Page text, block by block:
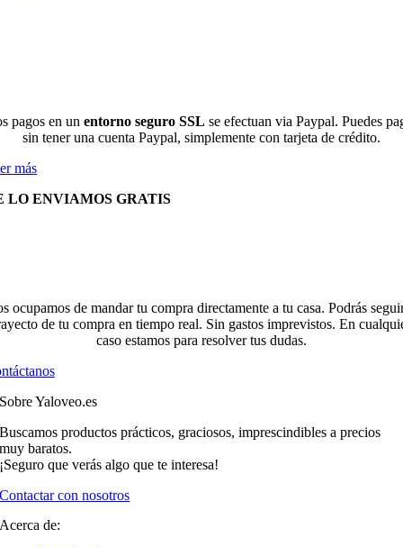
pagos en un entorno seguro SSL se efectuan via Paypal. Puedes
sin tener una cuenta Paypal, simplemente con tarjeta de crédito.
más
LO ENVIAMOS GRATIS
ocupamos de mandar tu compra directamente a tu casa. Podrás
de tu compra en tiempo real. Sin gastos imprevistos. En
caso estamos para resolver tus dudas.
Sobre Yaloveo.es
Buscamos productos prácticos, graciosos, imprescindibles a precios
muy baratos.
¡Seguro que verás algo que te interesa!
Contactar con nosotros
Acerca de: